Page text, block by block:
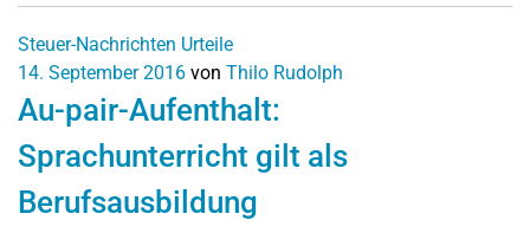
Steuer-Nachrichten Urteile
14. September 2016 von Thilo Rudolph
Au-pair-Aufenthalt:
Sprachunterricht gilt als
Berufsausbildung